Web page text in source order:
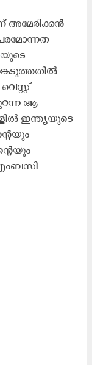
അമേരിക്കൻ
യുടെ
ആ
ഇന്ത്യയുടെ